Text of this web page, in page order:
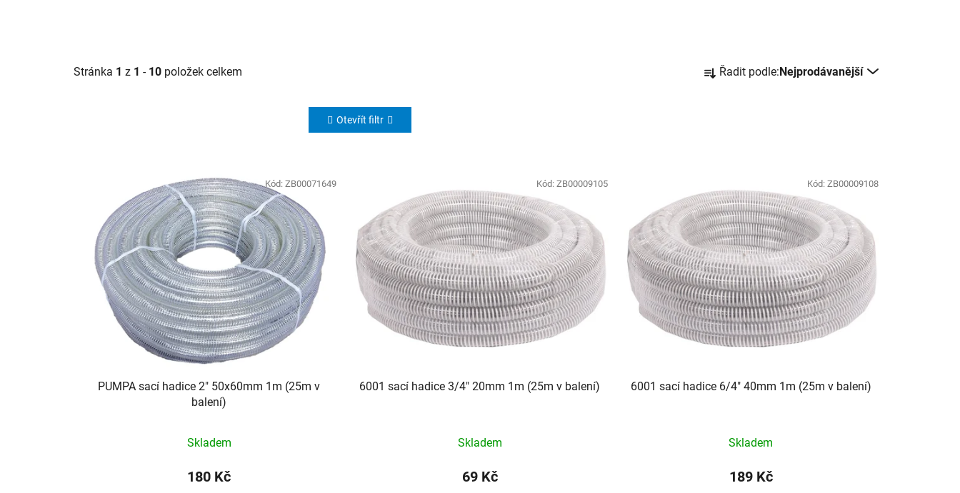
Stránka 1 z 1 - 10 položek celkem
a
r
o
d
u
k
t
ů
Řadit podle:Nejprodávanější
Otevřít filtr
PUMPA sací hadice 2" 50x60mm 1m (25m v
balení)
Skladem
180 Kč
Kód:ZB00071649
6001 sací hadice 3/4" 20mm 1m (25m v balení)
Skladem
69 Kč
Kód: ZB00009105
6001 sací hadice 6/4" 40mm 1m (25m v balení)
Skladem
189 Kč
Kód: ZB00009108